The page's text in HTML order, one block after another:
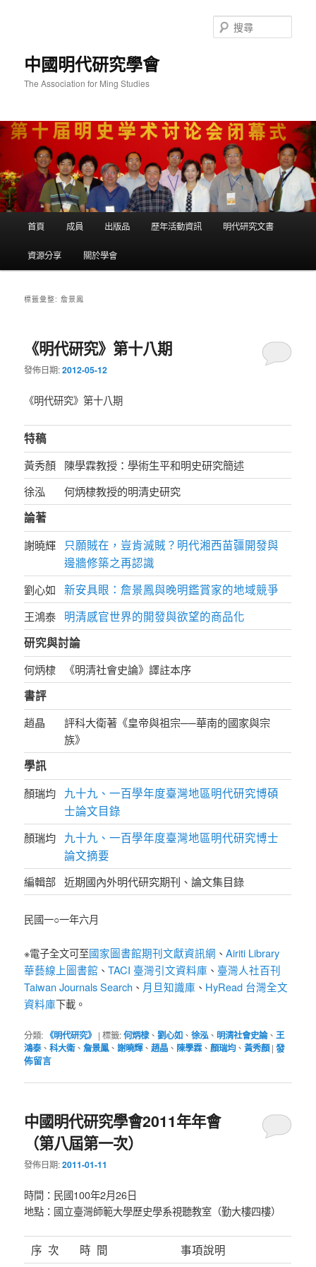
中國明代研究學會
The Association for Ming Studies
尋
首頁 成員 出版品 歷年活動資訊 明代研究文書
資源分享 關於學會
標籤彙整:詹景鳳
《明代研究》第十八期
發佈日期:2012-05-12
《明代研究》第十八期
特稿
黃秀顏
陳學霖教授：學術生平和明史研究簡述
徐泓
何炳棣教授的明清史研究
論著
謝曉輝
只願賊在，豈肯滅賊？明代湘西苗疆開發與
邊牆修築之再認識
劉心如 新安具眼：詹景鳳與晚明鑑賞家的地域競爭
王鴻泰
明清感官世界的開發與欲望的商品化
研究與討論
何炳棣 《明清社會史論》譯註本序
書評
趙晶
評科大衛著《皇帝與祖宗──華南的國家與宗
族》
學訊
顏瑞均
九十九、一百學年度臺灣地區明代研究博碩
士論文目錄
顏瑞均
九十九、一百學年度臺灣地區明代研究博士
論文摘要
編輯部 近期國內外明代研究期刊、論文集目錄
民國一○一年六月
※電子全文可至國家圖書館期刊文獻資訊網 、Airiti Library
華藝線上圖書館 、TACI 臺灣引文資料庫 、 臺灣人社百刊
Taiwan Journals Search 、 月旦知識庫 、 HyRead 台灣全文
資料庫下載。
分類: 《明代研究》 |標籤:何炳棣、劉心如 、徐泓、 明清社會史論、王
鴻泰、科大衛、詹景鳳、謝曉輝、趙晶 、 陳學霖、顏瑞均、黃秀顏 |發
佈留言
中國明代研究學會2011年年會
（第八屆第一次）
發佈日期:2011-01-11
時間：民國100年2月26日
地點：國立臺灣師範大學歷史學系視聽教室（勤大樓四樓）
序 次 時 間 事項說明